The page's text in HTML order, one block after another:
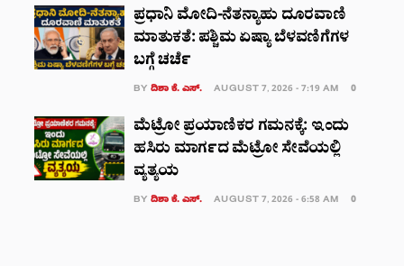
ಪ್ರಧಾನಿ ಮೋದಿ-ನೆತನ್ಯಾಹು ದೂರವಾಣಿ
ಮಾತುಕತೆ: ಪಶ್ಚಿಮ ಏಷ್ಯಾ ಬೆಳವಣಿಗೆಗಳ
ಬಗ್ಗೆ ಚರ್ಚೆ
BY ದಿಶಾ ಕೆ. ಎಸ್. AUGUST 7, 2026 - 7:19 AM 0
ಮೆಟ್ರೋ ಪ್ರಯಾಣಿಕರ ಗಮನಕ್ಕೆ: ಇಂದು
ಹಸಿರು ಮಾರ್ಗದ ಮೆಟ್ರೋ ಸೇವೆಯಲ್ಲಿ
ವ್ಯತ್ಯಯ
BY ದಿಶಾ ಕೆ. ಎಸ್. AUGUST 7, 2026 - 6:58 AM 0